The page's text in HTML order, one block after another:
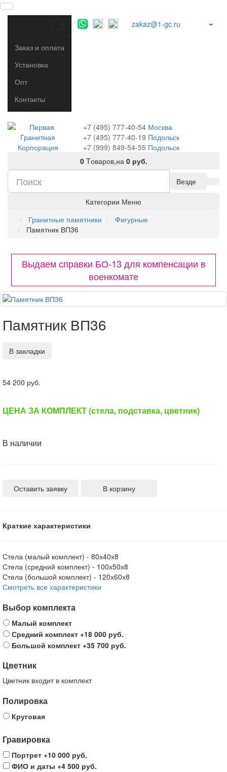
Заказ и оплата
Установка
Опт
Контакты
zakaz@1-gc.ru
+7 (495) 777-40-54 Москва
+7 (495) 777-40-19 Подольск
+7 (999) 849-54-55 Подольск
0 Tоваров,на 0 руб.
Везде
Категории Меню
Гранитные памятники
Фигурные
Памятник ВП36
Выдаем справки БО-13 для компенсации в
военкомате
Памятник ВП36
В закладки
54 200 руб.
ЦЕНА ЗА КОМПЛЕКТ (стела, подставка, цветник)
В наличии
Оставить заявку В корзину
Краткие характеристики
Стела (малый комплект) - 80х40х8
Стела (средний комплект) - 100х50х8
Стела (большой комплект) - 120х60х8
Смотреть все характеристики
Выбор комплекта
Малый комплект
Средний комплект +18 000 руб.
Большой комплект +35 700 руб.
Цветник
Цветник входит в комплект
Полировка
Круговая
Гравировка
Портрет +10 000 руб.
ФИО и даты +4 500 руб.